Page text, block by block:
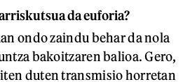
da euforia?
ondo zaindu behar da nola
bakoitzaren balioa. Gero,
duten transmisio horretan